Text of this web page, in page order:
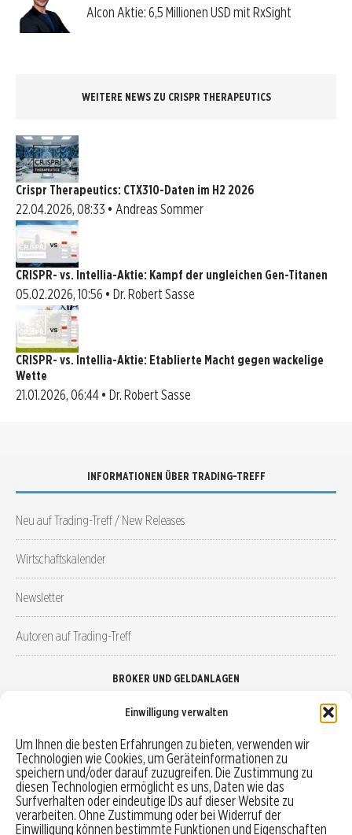
Einwilligung verwalten
Um Ihnen die besten Erfahrungen zu bieten, verwenden wir
Technologien wie Cookies, um Geräteinformationen zu
speichern und/oder darauf zuzugreifen. Die Zustimmung zu
diesen Technologien ermöglicht es uns, Daten wie das
Surfverhalten oder eindeutige IDs auf dieser Website zu
verarbeiten. Ohne Zustimmung oder bei Widerruf der
Einwilligung können bestimmte Funktionen und Eigenschaften
Alcon Aktie: 6,5 Millionen USD mit RxSight
WEITERE NEWS ZU CRISPR THERAPEUTICS
Crispr Therapeutics: CTX310-Daten im H2 2026
22.04.2026, 08:33 • Andreas Sommer
CRISPR- vs. Intellia-Aktie: Kampf der ungleichen Gen-Titanen
05.02.2026, 10:56 • Dr. Robert Sasse
CRISPR- vs. Intellia-Aktie: Etablierte Macht gegen wackelige
Wette
21.01.2026, 06:44 • Dr. Robert Sasse
INFORMATIONEN ÜBER TRADING-TREFF
Neu auf Trading-Treff / New Releases
Wirtschaftskalender
Newsletter
Autoren auf Trading-Treff
BROKER UND GELDANLAGEN
Robo-Advisor vergleichen
Depotvergleich